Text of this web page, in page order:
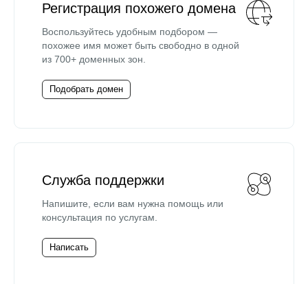
Регистрация похожего домена
Воспользуйтесь удобным подбором —
похожее имя может быть свободно в одной
из 700+ доменных зон.
Подобрать домен
Служба поддержки
Напишите, если вам нужна помощь или
консультация по услугам.
Написать